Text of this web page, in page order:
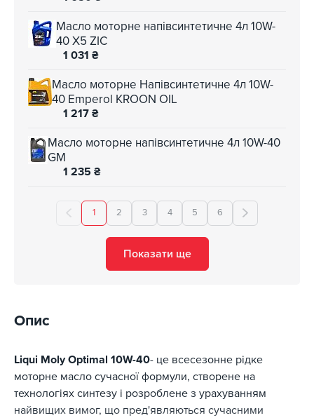
Масло моторне напівсинтетичне 4л 10W-
40 X5 ZIC
1 031 ₴
Масло моторне Напівсинтетичне 4л 10W-
40 Emperol KROON OIL
1 217 ₴
Масло моторне напівсинтетичне 4л 10W-40
GM
1 235 ₴
Показати ще
1 2 3 4 5 6
Опис
Liqui Moly Optimal 10W-40- це всесезонне рідке
моторне масло сучасної формули, створене на
технологіях синтезу і розроблене з урахуванням
найвищих вимог, що пред'являються сучасними